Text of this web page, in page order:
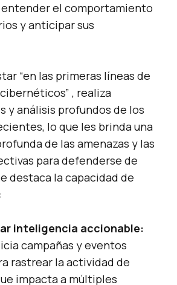
entender el comportamiento
y anticipar sus
“en las primeras líneas de
, realiza
y análisis profundos de los
lo que les brinda una
de las amenazas y las
para defenderse de
destaca la capacidad de
inteligencia accionable:
campañas y eventos
rastrear la actividad de
impacta a múltiples